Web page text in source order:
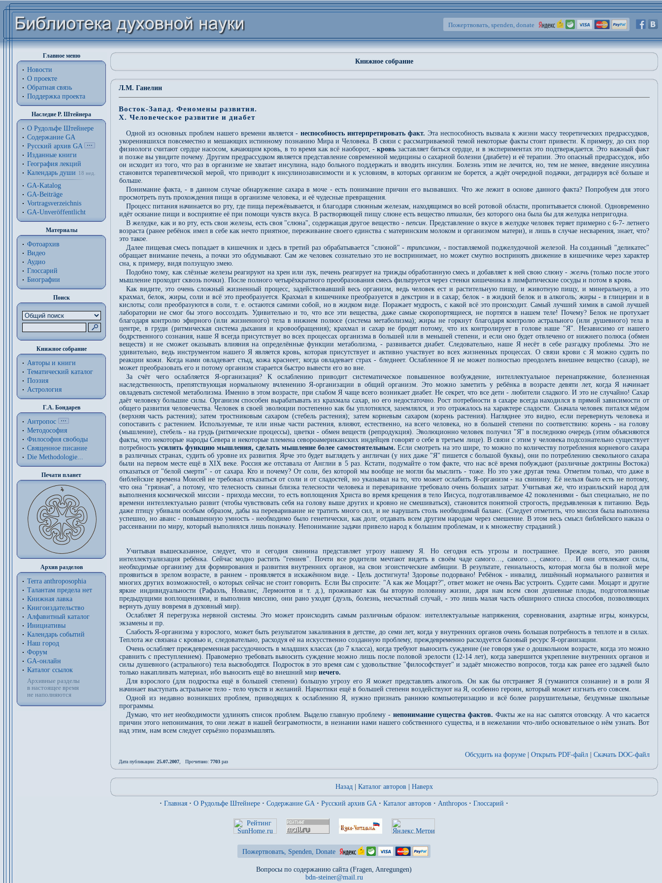
Пожертвовать, spenden, donate
Главное меню
Новости
О проекте
Обратная связь
Поддержка проекта
Наследие Р. Штейнера
О Рудольфе Штейнере
Содержание GA
Русский архив GA
Изданные книги
География лекций
Календарь души
18 нед.
GA-Katalog
GA-Beiträge
Vortragsverzeichnis
GA-Unveröffentlicht
Материалы
Фотоархив
Видео
Аудио
Глоссарий
Биографии
Поиск
Книжное собрание
Авторы и книги
Тематический каталог
Поэзия
Астрология
Г.А. Бондарев
Антропос
Методософия
Философия cвободы
Священное писание
Die Methodologie...
Печати планет
Архив разделов
Terra anthroposophia
Талантам предела нет
Книжная лавка
Книгоиздательство
Алфавитный каталог
Инициативы
Календарь событий
Наш город
Форум
GA-онлайн
Каталог ссылок
Архивные разделы
в настоящее время
не наполняются
Книжное собрание
Л.М. Ганелин
Восток-Запад. Феномены развития.
X. Человеческое развитие и диабет
Одной из основных проблем нашего времени является - неспособность интерпретировать факт. Эта неспособность вызвала к жизни массу теоретических предрассудков,
укоренившихся повсеместно и мешающих истинному познанию Мира и Человека. В связи с рассматриваемой темой некоторые факты стоит привести. К примеру, до сих пор
физиологи считают сердце насосом, качающим кровь, в то время как всё наоборот, -кровь заставляет биться сердце, и в экспериментах это подтверждается. Это важный факт
и позже вы увидите почему. Другим предрассудком является представление современной медицины о сахарной болезни (диабете) и её терапии. Это опасный предрассудок, ибо
он исходит из того, что раз в организме не хватает инсулина, надо больного поддержать и вводить инсулин. Болезнь этим не лечится, но, тем не менее, введение инсулина
становится терапевтической мерой, что приводит к инсулинозависимости и к условиям, в которых организм не борется, а ждёт очередной подачки, деградируя всё больше и
больше.
Понимание факта, - в данном случае обнаружение сахара в моче - есть понимание причин его вызвавших. Что же лежит в основе данного факта? Попробуем для этого
просмотреть путь прохождения пищи в организме человека, и её чудесные превращения.
Процесс питания начинается во рту, где пища пережёвывается, и благодаря слюнным железам, находящимся во всей ротовой области, пропитывается слюной. Одновременно
идёт осязание пищи и восприятие её при помощи чувств вкуса. В растворяющей пищу слюне есть вещество птиалин, без которого она была бы для желудка непригодна.
В желудке, как и во рту, есть свои железы, есть своя "слюна", содержащая другое вещество - пепсин. Представление о вкусе в желудке человек теряет примерно с 6-7- летнего
возраста (ранее ребёнок имел в себе как нечто приятное, переживание своего единства с материнским молоком и организмом матери), и лишь в случае несварения, знает, что?
это такое.
Далее пищевая смесь попадает в кишечник и здесь в третий раз обрабатывается "слюной" - трипсином, - поставляемой поджелудочной железой. На созданный "деликатес"
обращает внимание печень, а почки это обдумывают. Сам же человек сознательно это не воспринимает, но может смутно воспринять движение в кишечнике через характер
сна, к примеру, видя ползущую змею.
Подобно тому, как слёзные железы реагируют на хрен или лук, печень реагирует на трижды обработанную смесь и добавляет к ней свою слюну - желчь(только после этого
мышление проходит сквозь почки). После полного четырёхкратного преобразования смесь фильтруется через стенки кишечника в лимфатические сосуды и потом в кровь.
Как видите, это очень сложный жизненный процесс, задействовавший весь организм, ведь человек ест и растительную пищу, и животную пищу, и минеральную, а это
крахмал, белок, жиры, соли и всё это преобразуется. Крахмал в кишечнике преобразуется в декстрин и в сахар; белок - в жидкий белок и в алкоголь; жиры - в глицерин и в
кислоты; соли преобразуются в соли, т. е. остаются самими собой, но в жидком виде. Поражает мудрость, с какой всё это происходит. Самый лучший химик в самой лучшей
лаборатории не смог бы этого воссоздать. Удивительно и то, что все эти вещества, даже самые скоропортящиеся, не портятся в нашем теле! Почему? Белок не протухает
благодаря контролю эфирного (или жизненного) тела в нижнем полюсе (система метаболизма); жиры не горкнут благодаря контролю астрального (или душевного) тела в
центре, в груди (ритмическая система дыхания и кровообращения); крахмал и сахар не бродят потому, что их контролирует в голове наше "Я". Независимо от нашего
бодрственного сознания, наше Я всегда присутствует во всех процессах организма в большей или в меньшей степени, и если оно будет отвлечено от нижнего полюса (обмен
веществ) и не сможет оказывать влияния на определённые функции метаболизма, - развивается диабет. Следовательно, наше Я несёт в себе разгадку проблемы. Это не
удивительно, ведь инструментом нашего Я является кровь, которая присутствует и активно участвует во всех жизненных процессах. О связи крови с Я можно судить по
реакции кожи. Когда нами овладевает стыд, кожа краснеет; когда овладевает страх - бледнеет. Ослабленное Я не может полностью преодолеть внешнее вещество (сахар), не
может преобразовать его и потому организм старается быстро вывести его во вне.
За счёт чего ослабляется Я-организация? К ослаблению приводит систематическое повышенное возбуждение, интеллектуальное перенапряжение, болезненная
наследственность, препятствующая нормальному вчленению Я-организации в общий организм. Это можно заметить у ребёнка в возрасте девяти лет, когда Я начинает
овладевать системой метаболизма. Именно в этом возрасте, при слабом Я чаще всего возникает диабет. Не секрет, что все дети - любители сладкого. И это не случайно! Сахар
даёт человеку большие силы. Организм способен вырабатывать из крахмала сахар, но его недостаточно. Рост потребности в сахаре всегда находился в прямой зависимости от
общего развития человечества. Человек в своей эволюции постепенно как бы уплотнялся, заземлялся, и это отражалось на характере сладости. Сначала человек питался мёдом
(верхняя часть растения); затем тростниковым сахаром (стебель растения); затем корневым сахаром (корень растения). Нагляднее это видно, если перевернуть человека и
сопоставить с растением. Используемые, те или иные части растения, влияют, естественно, на всего человека, но в большей степени по соответствию: корень - на голову
(мышление), стебель - на грудь (ритмические процессы), цветки - обмен веществ (репродукция). Эволюционно человек получил "Я" в последнюю очередь (этим объясняются
факты, что некоторые народы Севера и некоторые племена севороамериканских индейцев говорят о себе в третьем лице). В связи с этим у человека подсознательно существует
потребностьусилить функцию мышления, сделать мышление более самостоятельным. Если смотреть на это шире, то можно по количеству потребления корневого сахара
в различных странах, судить об уровне их развития. Ярче это будет выглядеть у англичан (у них даже "Я" пишется с большой буквы), они по потреблению свекольного сахара
были на первом месте ещё в XIX веке. Россия же отставала от Англии в 5 раз. Кстати, подумайте о том факте, что нас всё время побуждают (различные доктрины Востока)
отказаться от "белой смерти" - от сахара. Кто и почему? От соли, без которой мы вообще не могли бы мыслить - тоже. Но это уже другая тема. Отметим только, что даже в
библейские времена Моисей не требовал отказаться от соли и от сладостей, но указывал на то, что может ослабить Я-организм - на свинину. Её нельзя было есть не потому,
что она "грязная", а потому, что телесность свиньи близка телесности человека и переваривание требовало очень больших затрат. Учитывая же, что израильский народ для
выполнения космической миссии - прихода мессии, то есть воплощения Христа во время крещения в тело Иисуса, подготавливаемое 42 поколениями - был специально, не по
времени интеллектуально развит (чтобы чувствовать себя на голову выше других и кровно не смешиваться), становится понятной строгость, предъявленная к питанию. Ведь
даже птицу убивали особым образом, дабы на переваривание не тратить много сил, и не нарушать столь необходимый баланс. (Следует отметить, что миссия была выполнена
успешно, но аванс - повышенную умность - необходимо было генетически, как долг, отдавать всем другим народам через смешение. В этом весь смысл библейского наказа о
рассеивании по миру, который выполнялся лишь поначалу. Непонимание задачи привело народ к большим проблемам, и к множеству страданий.)
Учитывая вышесказанное, следует, что и сегодня свинина представляет угрозу нашему Я. Но сегодня есть угрозы и пострашнее. Прежде всего, это ранняя
интеллектуализация ребёнка. Сейчас модно растить "гениев". Почти все родители мечтают видеть в своём чаде самого…, самого…, самого… . И они отвлекают силы,
необходимые организму для формирования и развития внутренних органов, на свои эгоистические амбиции. В результате, гениальность, которая могла бы в полной мере
проявиться в зрелом возрасте, в раннем - проявляется в искажённом виде. - Цель достигнута! Здоровье подорвано! Ребёнок - инвалид, лишённый нормального развития и
многих других возможностей, о которых сейчас не стоит говорить. Если Вы спросите: "А как же Моцарт?", ответ может не очень Вас устроить. Судите сами. Моцарт и другие
яркие индивидуальности (Рафаэль, Новалис, Лермонтов и т. д.), проживают как бы вторую половину жизни, даря нам всем свои душевные плоды, подготовленные
предыдущими воплощениями, и выполнив миссию, они рано уходят (дуэль, болезнь, несчастный случай, - это лишь малая часть обширного списка способов, позволяющих
вернуть душу вовремя в духовный мир).
Ослабляет Я перегрузка нервной системы. Это может происходить самым различным образом: интеллектуальные напряжения, соревнования, азартные игры, конкурсы,
экзамены и пр.
Слабость Я-организма у взрослого, может быть результатом закаливания в детстве, до семи лет, когда у внутренних органов очень большая потребность в теплоте и в силах.
Теплота же связана с кровью и, следовательно, расходуя её на искусственно созданную проблему, преждевременно расходуется базовый ресурс Я-организации.
Очень ослабляет преждевременная рассудочность в младших классах (до 7 класса), когда требуют выносить суждение (не говоря уже о дошкольном возрасте, когда это можно
сравнить с преступлением). Правомерно требовать выносить суждение можно лишь после половой зрелости (12-14 лет), когда завершится укрепление внутренних органов и
силы душевного (астрального) тела высвободятся. Подросток в это время сам с удовольствие "философствует" и задаёт множество вопросов, тогда как ранее его задачей было
только накапливать материал, ибо выносить ещё во внешний мир нечего.
Для взрослого (для подростка ещё в большей степени) большую угрозу его Я может представлять алкоголь. Он как бы отстраняет Я (туманится сознание) и в роли Я
начинает выступать астральное тело - тело чувств и желаний. Наркотики ещё в большей степени воздействуют на Я, особенно героин, который может изгнать его совсем.
Одной из недавно возникших проблем, приводящих к ослаблению Я, нужно признать раннюю компьютеризацию и всё более разрушительные, бездумные школьные
программы.
Думаю, что нет необходимости удлинять список проблем. Выделю главную проблему - непонимание существа фактов. Факты же на нас сыпятся отовсюду. А что касается
причин этого непонимания, то они лежат в нашей безграмотности, в незнании нами нашего собственного существа, и в нежелании что-либо основательное о нём узнать. Вот
над этим, нам всем следует серьёзно поразмышлять.
Обсудить на форуме Открыть PDF-файл Скачать DOC-файл
Дата публикации: 25.07.2007, Прочитано: 7703 раз
Назад Каталог авторов Наверх
· Главная · О Рудольфе Штейнере · Содержание GA · Русский архив GA · Каталог авторов · Anthropos · Глоссарий ·
Пожертвовать, Spenden, Donate
Вопросы по содержанию сайта (Fragen, Anregungen)
bdn-steiner@mail.ru